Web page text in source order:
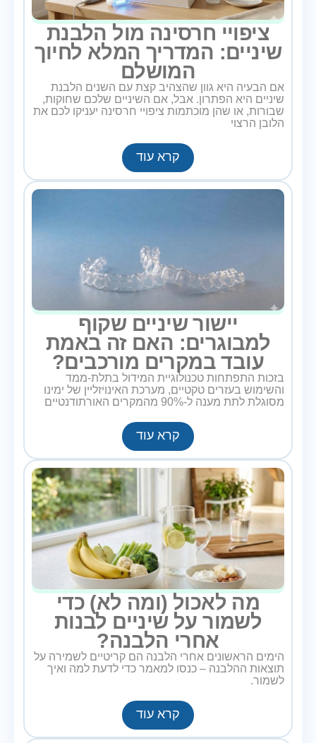
ציפויי חרסינה מול הלבנת
שיניים: המדריך המלא לחיוך
המושלם
אם הבעיה היא גוון שהצהיב קצת עם השנים הלבנת
שיניים היא הפתרון. אבל, אם השיניים שלכם שחוקות,
שבורות, או שהן מוכתמות ציפויי חרסינה יעניקו לכם את
הלובן הרצוי
קרא עוד
יישור שיניים שקוף
למבוגרים: האם זה באמת
עובד במקרים מורכבים?
בזכות התפתחות טכנולוגיית המידול בתלת-ממד
והשימוש בעזרים טקטיים, מערכת האינויזליין של ימינו
מסוגלת לתת מענה ל-90% מהמקרים האורתודנטיים
קרא עוד
מה לאכול (ומה לא) כדי
לשמור על שיניים לבנות
אחרי הלבנה?
הימים הראשונים אחרי הלבנה הם קריטיים לשמירה על
תוצאות ההלבנה – כנסו למאמר כדי לדעת למה ואיך
לשמור.
קרא עוד